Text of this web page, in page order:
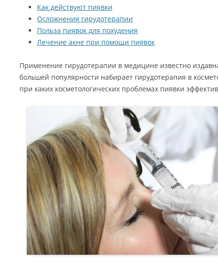
Как действуют пиявки
Осложнения гирудотерапии
Польза пиявок для похудения
Лечение акне при помощи пиявок
Применение гирудотерапии в медицине известно
большей популярности набирает гирудотерапия в
при каких косметологических проблемах пиявки